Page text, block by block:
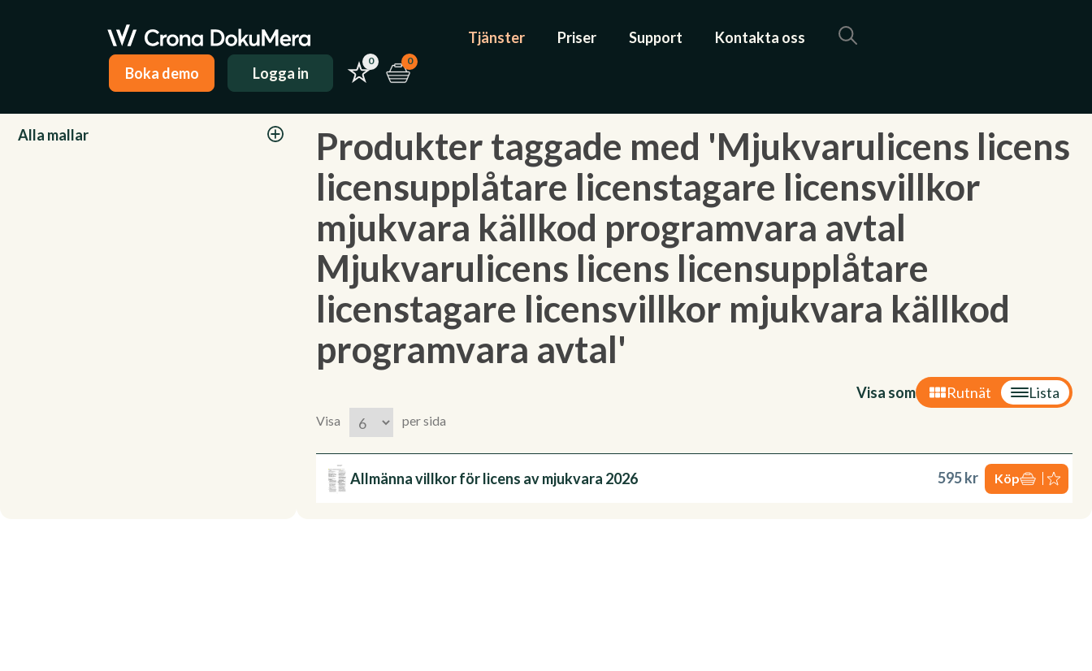
Tjänster Priser Support
Kontakta oss
Boka demo
Logga in
0 0
Alla mallar
Produkter taggade med 'Mjukvarulicens licens
licensupplåtare licenstagare licensvillkor
mjukvara källkod programvara avtal
Mjukvarulicens licens licensupplåtare
licenstagare licensvillkor mjukvara källkod
programvara avtal'
Visa som Rutnät Lista
Visa per sida
Allmänna villkor för licens av mjukvara 2026 595 kr Köp